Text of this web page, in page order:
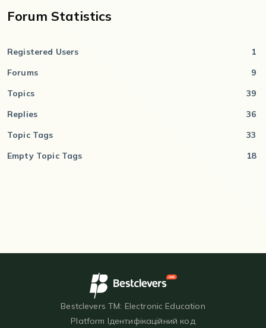
Forum Statistics
Registered Users
1
Forums
9
Topics
39
Replies
36
Topic Tags
33
Empty Topic Tags
18
Bestclevers TM: Electronic Education
Platform Ідентифікаційний код